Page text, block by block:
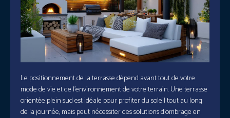
Le positionnement de la terrasse dépend avant tout de votre
mode de vie et de l’environnement de votre terrain. Une terrasse
orientée plein sud est idéale pour profiter du soleil tout au long
de la journée, mais peut nécessiter des solutions d’ombrage en